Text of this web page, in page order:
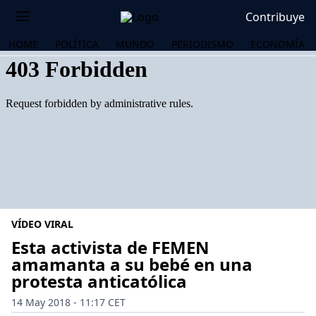
Contribuye
HOME POLÍTICA MUNDO PERIODISMO ECONOMÍA
VÍDEO VIRAL
Esta activista de FEMEN
amamanta a su bebé en una
protesta anticatólica
14 May 2018 - 11:17 CET